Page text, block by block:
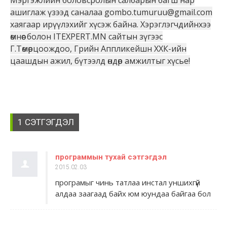
ашиглаж үзээд саналаа gombo.tumuruu@gmail.com
хаягаар ирүүлэхийг хүсэж байна. Хэрэглэгчдийнхээ
өмнөөс болон ITEXPERT.MN сайтын зүгээс
Г.Төмөрцоождоо, Грийн Аппликейшн ХХК-ийн
цаашдын ажил, бүтээлд өндөр амжилтыг хүсье!
1 СЭТГЭГДЭЛ
программын тухай сэтгэгдэл
2015.02.03
програмыг чинь татлаа инстал уншихгүй
алдаа заагаад байх юм юундаа байгаа бол